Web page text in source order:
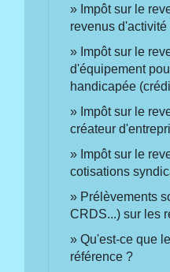
Impôt sur le
revenus
Impôt sur le
d'équipement
handicapée
Impôt sur le
créateur
Impôt sur le
cotisations
Prélèvements
CRDS...) sur les
Qu'est-ce que
référence ?